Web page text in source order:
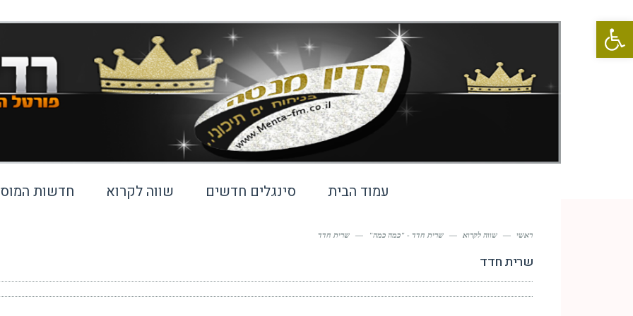
פתח סרגל נגישות
עמוד הבית סינגלים חדשים שווה לקרוא חדשות
ראשי — שווה לקרוא — שרית חדד - "כמה כמה" — שרית חדד
שרית חדד